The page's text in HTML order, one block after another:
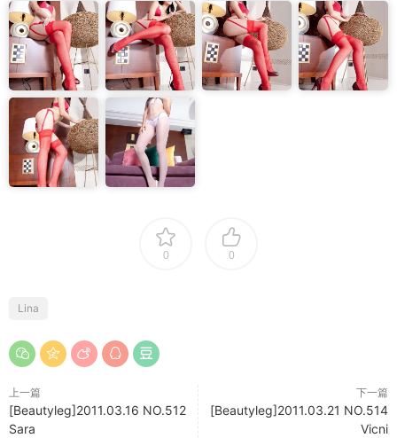
0 0
Lina
上一篇
[Beautyleg]2011.03.16 NO.512
Sara
下一篇
[Beautyleg]2011.03.21 NO.514
Vicni